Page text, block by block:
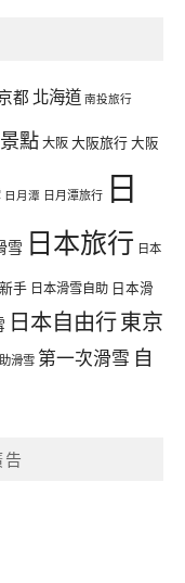
都 北海道 南投旅行
點大阪大阪旅行大阪
日月潭 日月潭旅行 日
雪 日本旅行 日本
手 日本滑雪自助 日本滑
日本自由行東京
滑雪 第一次滑雪 自